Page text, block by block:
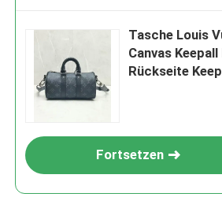
Tasche Louis
Canvas
Rückseite
Fortsetzen